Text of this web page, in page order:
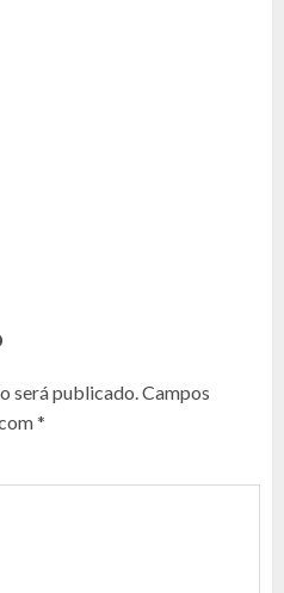
será publicado.Campos
*